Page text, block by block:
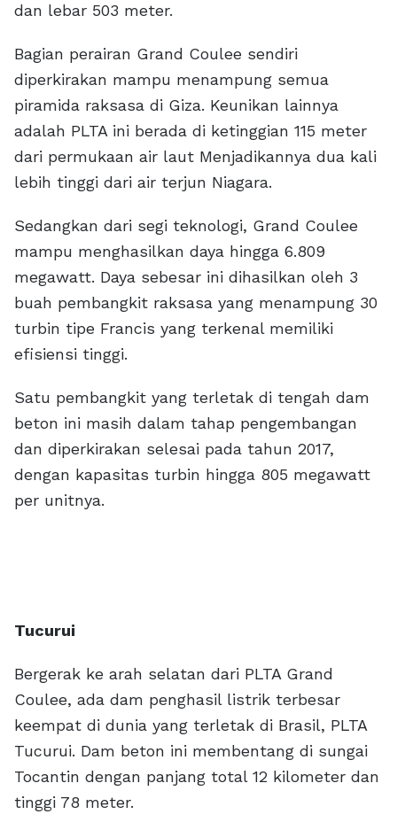
dan lebar 503 meter.
Bagian perairan Grand Coulee sendiri
diperkirakan mampu menampung semua
piramida raksasa di Giza. Keunikan lainnya
adalah PLTA ini berada di ketinggian 115 meter
dari permukaan air laut Menjadikannya dua kali
lebih tinggi dari air terjun Niagara.
Sedangkan dari segi teknologi, Grand Coulee
mampu menghasilkan daya hingga 6.809
megawatt. Daya sebesar ini dihasilkan oleh 3
buah pembangkit raksasa yang menampung 30
turbin tipe Francis yang terkenal memiliki
efisiensi tinggi.
Satu pembangkit yang terletak di tengah dam
beton ini masih dalam tahap pengembangan
dan diperkirakan selesai pada tahun 2017,
dengan kapasitas turbin hingga 805 megawatt
per unitnya.
Tucurui
Bergerak ke arah selatan dari PLTA Grand
Coulee, ada dam penghasil listrik terbesar
keempat di dunia yang terletak di Brasil, PLTA
Tucurui. Dam beton ini membentang di sungai
Tocantin dengan panjang total 12 kilometer dan
tinggi 78 meter.